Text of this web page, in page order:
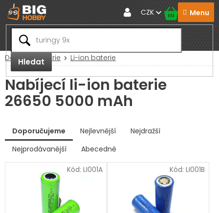
Přejít
na
obsah
Hledat
CZK
Domů Baterie Li-ion baterie
Nabíjecí li-ion baterie
26650 5000 mAh
a
Doporučujeme Nejlevnější
Nejdražší
Nejprodávanější
Abecedně
ý
i
Kód: LI001A Kód: LI001B